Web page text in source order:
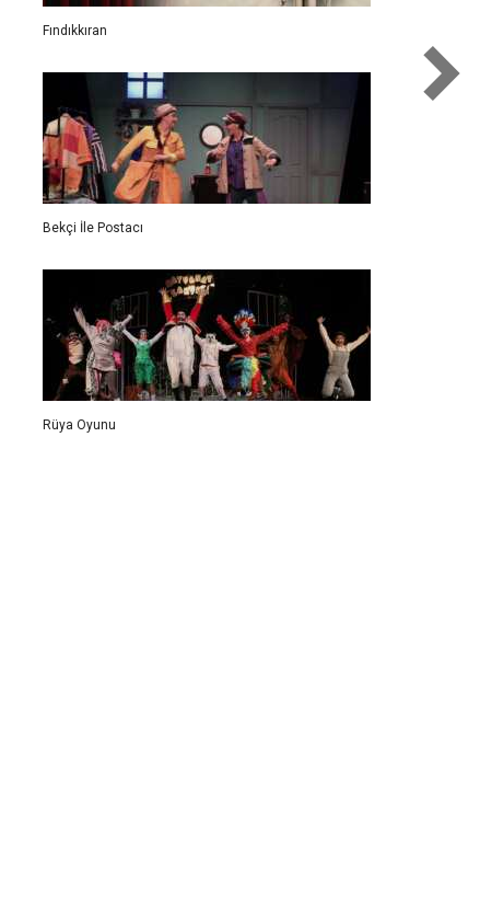
Fındıkkıran
Bekçi İle Postacı
Rüya Oyunu